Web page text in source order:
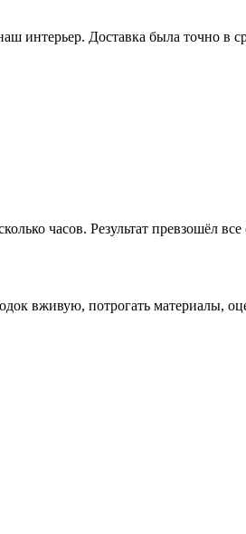
интерьер. Доставка была точно в
часов. Результат превзошёл
вживую, потрогать материалы,